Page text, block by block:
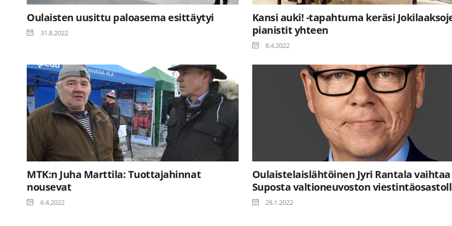
Oulaisten uusittu paloasema esittäytyi
31.8.2022
Kansi auki! -tapahtuma keräsi
pianistit yhteen
8.4.2022
MTK:n Juha Marttila: Tuottajahinnat
nousevat
6.4.2022
Oulaistelaislähtöinen Jyri Rantala vaihtaa
Suposta valtioneuvoston
28.1.2022